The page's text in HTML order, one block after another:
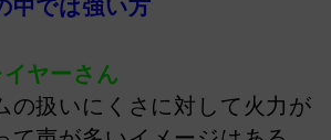
中では強い方
ヤーさん
の扱いにくさに対して火力が